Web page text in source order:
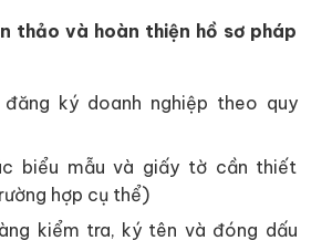
thảo và hoàn thiện hồ sơ pháp
ký doanh nghiệp theo quy
biểu mẫu và giấy tờ cần thiết
hợp cụ thể)
kiểm tra, ký tên và đóng dấu